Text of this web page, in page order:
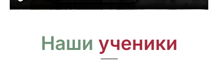
Наши ученики